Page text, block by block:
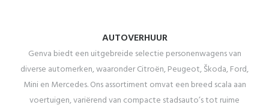
AUTOVERHUUR
Genva biedt een uitgebreide selectie personenwagens van
diverse automerken, waaronder Citroën, Peugeot, Škoda, Ford,
Mini en Mercedes. Ons assortiment omvat een breed scala aan
voertuigen, variërend van compacte stadsauto’s tot ruime